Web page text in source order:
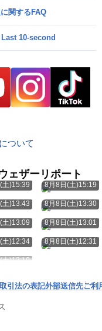
関するFAQ
10-second
ついて
ェザーリポート
土)15:39 8月8日(土)15:19
土)13:43 8月8日(土)13:30
土)13:09 8月8日(土)13:01
土)12:34 8月8日(土)12:31
土)12:10
引法の表記外部送信先ご利